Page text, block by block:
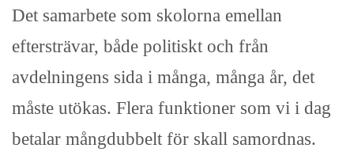
Det samarbete som skolorna emellan
eftersträvar, både politiskt och från
avdelningens sida i många, många år, det
måste utökas. Flera funktioner som vi i dag
betalar mångdubbelt för skall samordnas.